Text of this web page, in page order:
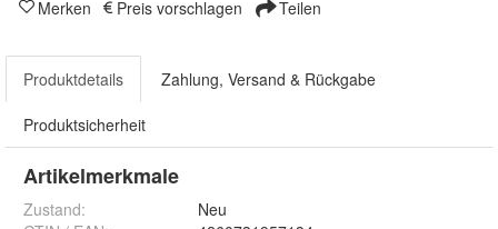
Merken Preis vorschlagen Teilen
Produktdetails Zahlung, Versand & Rückgabe
Produktsicherheit
Artikelmerkmale
Zustand:
Neu